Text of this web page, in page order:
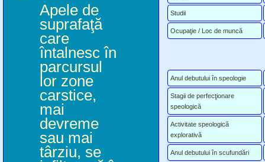
Apele de
suprafaţă
care
întalnesc în
parcursul
lor zone
carstice,
mai
devreme
sau mai
târziu, se
Studii
Ocupaţie / Loc de muncă
Anul debutului în speologie
Stagii de perfecţionare
speologică
Activitate speologică
explorativă
Anul debutului în scufundări